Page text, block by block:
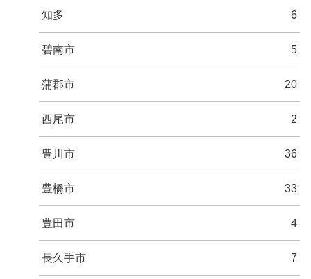
知多 6
碧南市 5
蒲郡市 20
西尾市 2
豊川市 36
豊橋市 33
豊田市 4
長久手市 7